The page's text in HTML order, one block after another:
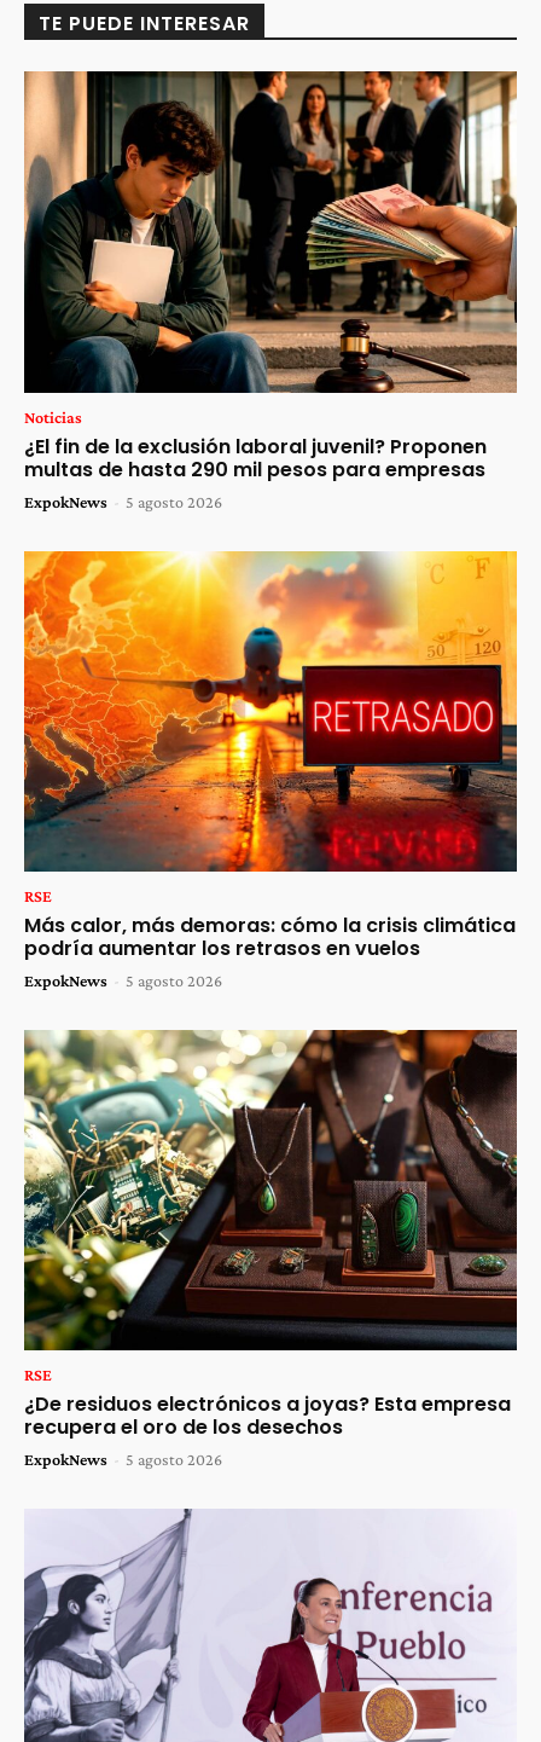
TE PUEDE INTERESAR
Noticias
¿El fin de la exclusión laboral juvenil? Proponen
multas de hasta 290 mil pesos para empresas
ExpokNews - 5 agosto 2026
RSE
Más calor, más demoras: cómo la crisis climática
podría aumentar los retrasos en vuelos
ExpokNews - 5 agosto 2026
RSE
¿De residuos electrónicos a joyas? Esta empresa
recupera el oro de los desechos
ExpokNews - 5 agosto 2026